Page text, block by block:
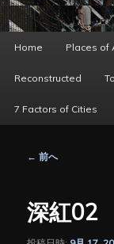
へ
移
動
ー
Home Places of
Reconstructed
7 Factors of Cities
ビ
ゲ
← 前へ
深紅02